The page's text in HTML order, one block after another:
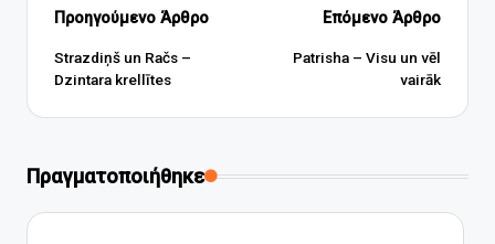
Πλοήγηση
δημοσιεύσεων
Προηγούμενο Άρθρο
Strazdiņš un Račs –
Dzintara krellītes
Επόμενο Άρθρο
Patrisha – Visu un vēl
vairāk
Πραγματοποιήθηκε